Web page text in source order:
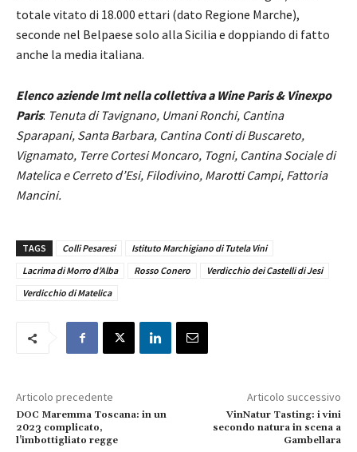
totale vitato di 18.000 ettari (dato Regione Marche),
seconde nel Belpaese solo alla Sicilia e doppiando di fatto
anche la media italiana.
Elenco aziende Imt nella collettiva a Wine Paris & Vinexpo
Paris: Tenuta di Tavignano, Umani Ronchi, Cantina
Sparapani, Santa Barbara, Cantina Conti di Buscareto,
Vignamato, Terre Cortesi Moncaro, Togni, Cantina Sociale di
Matelica e Cerreto d’Esi, Filodivino, Marotti Campi, Fattoria
Mancini.
TAGS Colli Pesaresi
Istituto Marchigiano di Tutela Vini
Lacrima di Morro d’Alba
Rosso Conero
Verdicchio dei Castelli di Jesi
Verdicchio di Matelica
Articolo precedente
DOC Maremma Toscana: in un
2023 complicato,
l’imbottigliato regge
Articolo successivo
VinNatur Tasting: i vini
secondo natura in scena a
Gambellara